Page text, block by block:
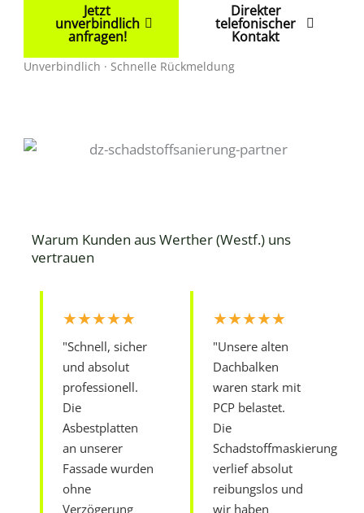
Jetzt
unverbindlich
anfragen!
Direkter
telefonischer
Kontakt
Unverbindlich · Schnelle Rückmeldung
Warum Kunden aus Werther (Westf.) uns
vertrauen
★★★★★
"Schnell, sicher
und absolut
professionell.
Die
Asbestplatten
an unserer
Fassade wurden
ohne
Verzögerung
★★★★★
"Unsere alten
Dachbalken
waren stark mit
PCP belastet.
Die
Schadstoffmaskierung
verlief absolut
reibungslos und
wir haben